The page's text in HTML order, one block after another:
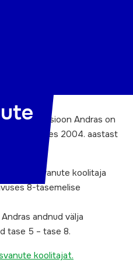
Assotsiatsioon Andras on
andja alates 2004. aastast
täiskasvanute koolitaja
8-tasemelise
andnud välja
tase 5 – tase 8.
koolitajat.